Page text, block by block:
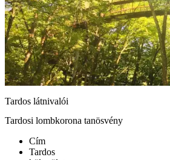
Tardos látnivalói
Tardosi lombkorona tanösvény
Cím
Tardos